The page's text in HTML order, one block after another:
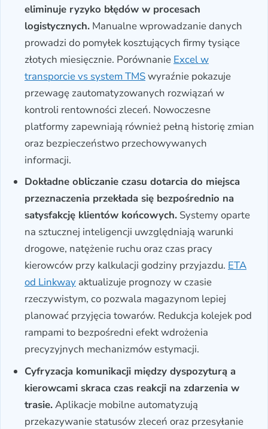
eliminuje ryzyko błędów w procesach
logistycznych. Manualne wprowadzanie danych
prowadzi do pomyłek kosztujących firmy tysiące
złotych miesięcznie. Porównanie Excel w
transporcie vs system TMSwyraźnie pokazuje
przewagę zautomatyzowanych rozwiązań w
kontroli rentowności zleceń. Nowoczesne
platformy zapewniają również pełną historię zmian
oraz bezpieczeństwo przechowywanych
informacji.
Dokładne obliczanie czasu dotarcia do miejsca
przeznaczenia przekłada się bezpośrednio na
satysfakcję klientów końcowych. Systemy oparte
na sztucznej inteligencji uwzględniają warunki
drogowe, natężenie ruchu oraz czas pracy
kierowców przy kalkulacji godziny przyjazdu. ETA
od Linkway aktualizuje prognozy w czasie
rzeczywistym, co pozwala magazynom lepiej
planować przyjęcia towarów. Redukcja kolejek pod
rampami to bezpośredni efekt wdrożenia
precyzyjnych mechanizmów estymacji.
Cyfryzacja komunikacji między dyspozyturą a
kierowcami skraca czas reakcji na zdarzenia w
trasie.Aplikacje mobilne automatyzują
przekazywanie statusów zleceń oraz przesyłanie